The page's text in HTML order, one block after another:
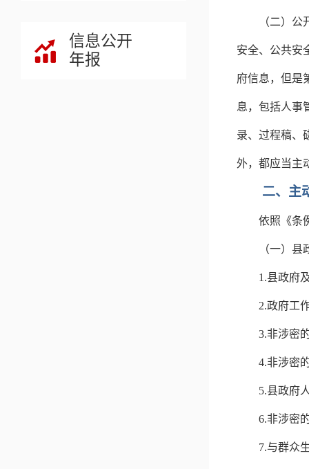
信息公开
年报
（二）
安全、公共安
府信息，但是
息，包括人事
录、过程稿、
外，都应当主
二、主
依照《条
（一）
1.县政府
2.政府工
3.非涉密
4.非涉密
5.县政府
6.非涉密
7.与群众